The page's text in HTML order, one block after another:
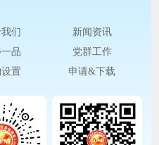
们
新闻资讯
品
党群工作
置 申请&下载